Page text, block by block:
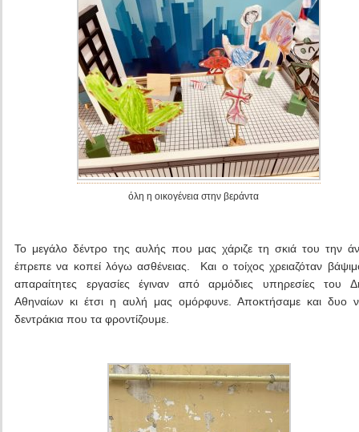
όλη η οικογένεια στην βεράντα
Το μεγάλο δέντρο της αυλής που μας χάριζε τη σκιά του την
έπρεπε να κοπεί λόγω ασθένειας. Και ο τοίχος χρειαζόταν
απαραίτητες εργασίες έγιναν από αρμόδιες υπηρεσίες του
Αθηναίων κι έτσι η αυλή μας ομόρφυνε. Αποκτήσαμε και δυο
δεντράκια που τα φροντίζουμε.